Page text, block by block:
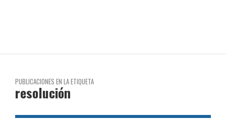
PUBLICACIONES EN LA ETIQUETA
resolución